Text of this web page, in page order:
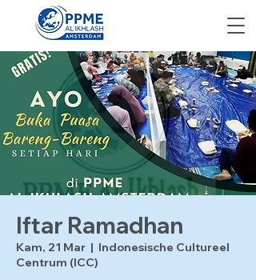
Iftar Ramadhan
Kam, 21 Mar
  |
Indonesische Cultureel
Centrum (ICC)